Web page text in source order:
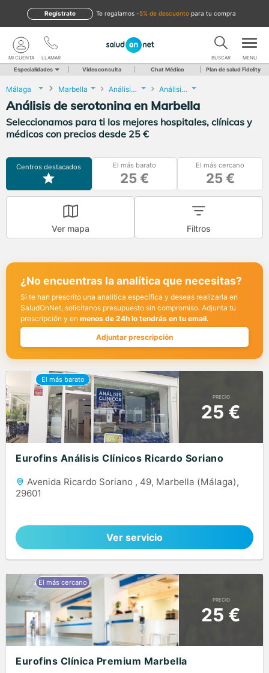
te regalamos -5% de descuento para tu compra
Regístrate
LLAMAR
MI CUENTA BUSCAR MENU
Especialidades Videoconsulta Chat Médico Plan de salud Fidelity
Málaga Marbella Análisis Clínicos Análisis de serotonina
Análisis de serotonina en Marbella
Seleccionamos para ti los mejores hospitales, clínicas y
médicos con precios desde 25 €
Centros destacados El más barato
25 €
El más cercano
25 €
Ver mapa Filtros
¿No encuentras la analítica que necesitas?
Si te han prescrito una analítica específica y deseas realizarla en
SaludOnNet, solicítanos presupuesto sin compromiso. Adjunta tu
prescripción y en menos de 24h lo tendrás en tu email.
Adjuntar prescripción
PRECIO
25 €
Eurofins Análisis Clínicos Ricardo Soriano
Avenida Ricardo Soriano , 49, Marbella (Málaga),
29601
Ver servicio
PRECIO
25 €
Eurofins Clínica Premium Marbella